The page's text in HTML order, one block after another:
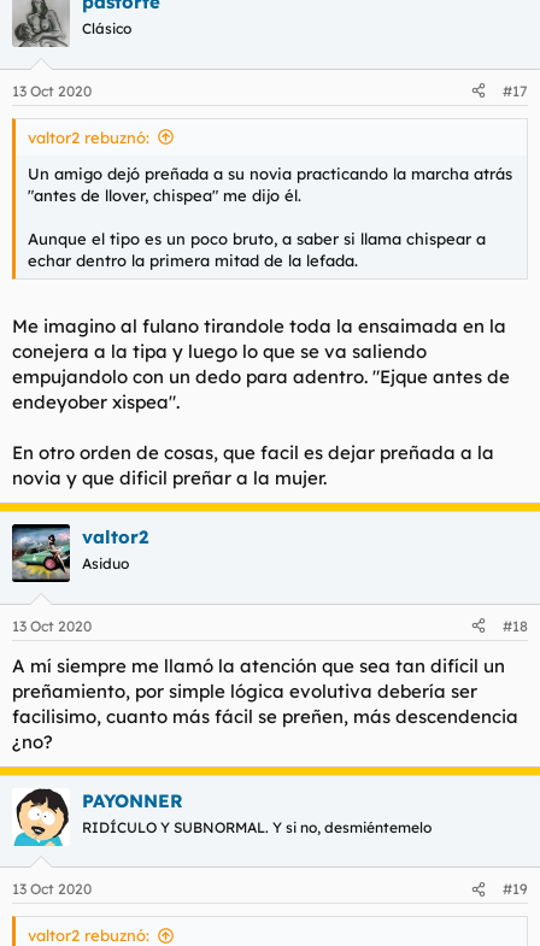
c
i
e
s
Clásico
13 Oct 2020 #17
valtor2 rebuznó:
Un amigo dejó preñada a su novia practicando la marcha atrás
"antes de llover, chispea" me dijo él.
Aunque el tipo es un poco bruto, a saber si llama chispear a
echar dentro la primera mitad de la lefada.
Me imagino al fulano tirandole toda la ensaimada en la
conejera a la tipa y luego lo que se va saliendo
empujandolo con un dedo para adentro. "Ejque antes de
endeyober xispea".
En otro orden de cosas, que facil es dejar preñada a la
novia y que dificil preñar a la mujer.
valtor2
Asiduo
13 Oct 2020 #18
A mí siempre me llamó la atención que sea tan difícil un
preñamiento, por simple lógica evolutiva debería ser
facilisimo, cuanto más fácil se preñen, más descendencia
¿no?
PAYONNER
RIDÍCULO Y SUBNORMAL. Y si no, desmiéntemelo
13 Oct 2020 #19
valtor2 rebuznó: